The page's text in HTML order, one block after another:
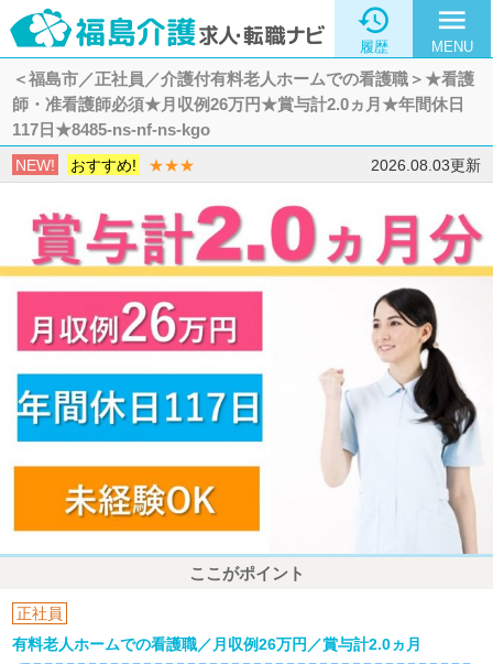

履歴
menu
MENU
＜福島市／正社員／介護付有料老人ホームでの看護職＞★看護
師・准看護師必須★月収例26万円★賞与計2.0ヵ月★年間休日
117日★8485-ns-nf-ns-kgo
NEW! おすすめ! ★★★ 2026.08.03更新
ここがポイント
正社員
有料老人ホームでの看護職／月収例26万円／賞与計2.0ヵ月